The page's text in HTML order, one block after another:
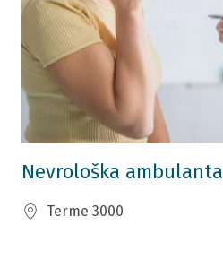
Nevrološka ambulanta
Terme 3000